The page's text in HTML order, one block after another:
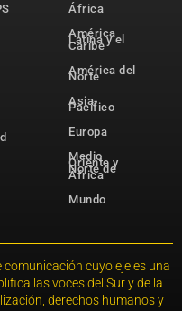
África
América
Latina y el
Caribe
América del
Norte
Asia-
Pacífico
Europa
Medio
Oriente y
Norte de
África
Mundo
cuyo eje es una
las voces del Sur y de la
derechos humanos y